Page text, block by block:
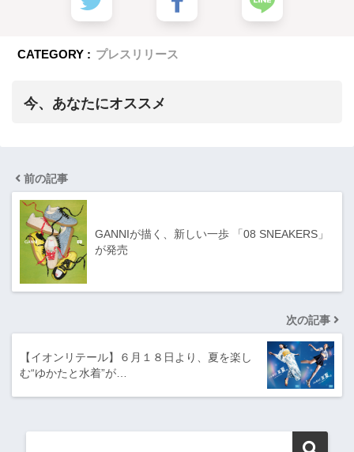
CATEGORY : プレスリリース
今、あなたにオススメ
前の記事
GANNIが描く、新しい一歩 「08 SNEAKERS」
が発売
次の記事
【イオンリテール】６月１８日より、夏を楽し
む“ゆかたと水着”が…